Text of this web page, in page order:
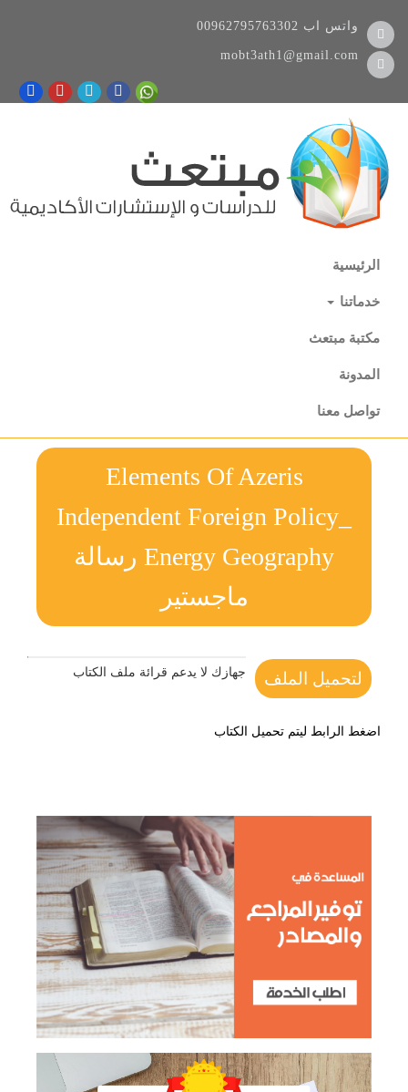
00962795763302 واتس اب
mobt3ath1@gmail.com
الرئيسية
خدماتنا
مكتبة مبتعث
المدونة
تواصل معنا
Elements Of Azeris
Independent Foreign Policy_
Energy Geography رسالة
ماجستير
لتحميل الملف جهازك لا يدعم قرائة ملف الكتاب
اضغط الرابط ليتم تحميل الكتاب